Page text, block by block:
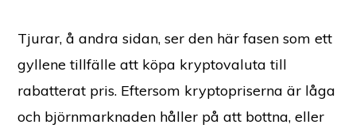
Tjurar, å andra sidan, ser den här fasen som ett
gyllene tillfälle att köpa kryptovaluta till
rabatterat pris. Eftersom kryptopriserna är låga
och björnmarknaden håller på att bottna, eller